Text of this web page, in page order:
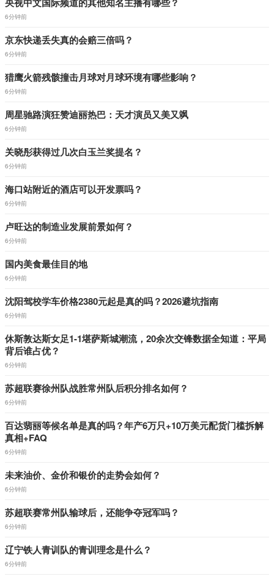
6分钟前
京东快递丢失真的会赔三倍吗？
6分钟前
猎鹰火箭残骸撞击月球对月球环境有哪些影响？
6分钟前
周星驰路演狂赞迪丽热巴：天才演员又美又飒
6分钟前
关晓彤获得过几次白玉兰奖提名？
6分钟前
海口站附近的酒店可以开发票吗？
6分钟前
卢旺达的制造业发展前景如何？
6分钟前
国内美食最佳目的地
6分钟前
沈阳驾校学车价格2380元起是真的吗？2026避坑指南
6分钟前
休斯敦达斯女足1-1堪萨斯城潮流，20余次交锋数据全知道：平局
背后谁占优？
6分钟前
苏超联赛徐州队战胜常州队后积分排名如何？
6分钟前
百达翡丽等候名单是真的吗？年产6万只+10万美元配货门槛拆解
真相+FAQ
6分钟前
未来油价、金价和银价的走势会如何？
6分钟前
苏超联赛常州队输球后，还能争夺冠军吗？
6分钟前
辽宁铁人青训队的青训理念是什么？
6分钟前